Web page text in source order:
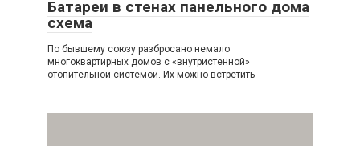
Батареи в стенах панельного дома
схема
По бывшему союзу разбросано немало
многоквартирных домов с «внутристенной»
отопительной системой. Их можно встретить